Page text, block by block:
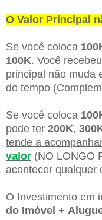
O Valor Principal
Se você coloca
100K. Você
principal não muda
do tempo
Se você coloca
pode ter 200K,
tende a
valor (NO LONGO
acontecer qualquer
O Investimento em
do Imóvel +